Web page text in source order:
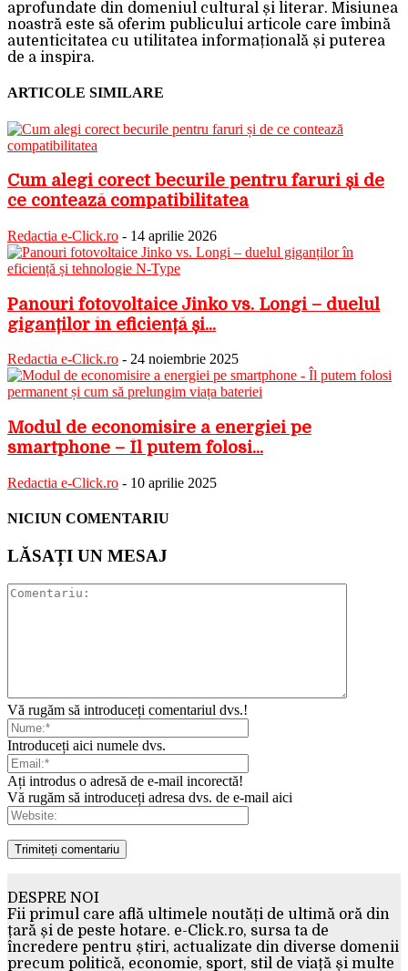
aprofundate din domeniul cultural și literar. Misiunea
noastră este să oferim publicului articole care îmbină
autenticitatea cu utilitatea informațională și puterea
de a inspira.
ARTICOLE SIMILARE
Cum alegi corect becurile pentru faruri și de
ce contează compatibilitatea
Redactia e-Click.ro - 14 aprilie 2026
Panouri fotovoltaice Jinko vs. Longi – duelul
giganților în eficiență și...
Redactia e-Click.ro - 24 noiembrie 2025
Modul de economisire a energiei pe
smartphone – Îl putem folosi...
Redactia e-Click.ro - 10 aprilie 2025
NICIUN COMENTARIU
LĂSAȚI UN MESAJ
Vă rugăm să introduceți comentariul dvs.!
Introduceți aici numele dvs.
Ați introdus o adresă de e-mail incorectă!
Vă rugăm să introduceți adresa dvs. de e-mail aici
DESPRE NOI
Fii primul care află ultimele noutăți de ultimă oră din
țară și de peste hotare. e-Click.ro, sursa ta de
încredere pentru știri, actualizate din diverse domenii
precum politică, economie, sport, stil de viață și multe